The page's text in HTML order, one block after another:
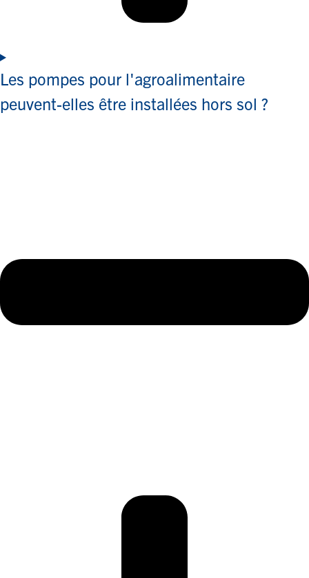
Les pompes pour l'agroalimentaire
peuvent-elles être installées hors sol ?